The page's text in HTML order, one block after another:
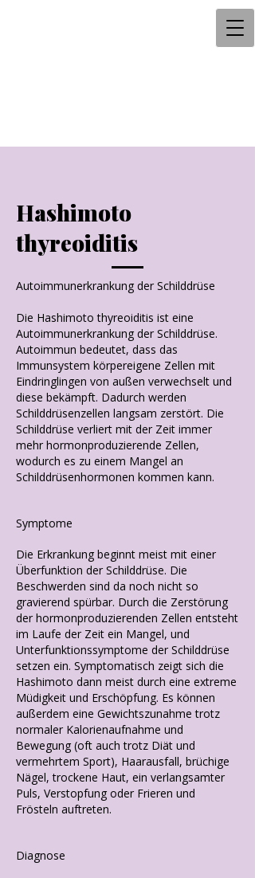
Hashimoto
thyreoiditis
Autoimmunerkrankung der Schilddrüse
Die Hashimoto thyreoiditis ist eine
Autoimmunerkrankung der Schilddrüse.
Autoimmun bedeutet, dass das
Immunsystem körpereigene Zellen mit
Eindringlingen von außen verwechselt und
diese bekämpft. Dadurch werden
Schilddrüsenzellen langsam zerstört. Die
Schilddrüse verliert mit der Zeit immer
mehr hormonproduzierende Zellen,
wodurch es zu einem Mangel an
Schilddrüsenhormonen kommen kann.
Symptome
Die Erkrankung beginnt meist mit einer
Überfunktion der Schilddrüse. Die
Beschwerden sind da noch nicht so
gravierend spürbar. Durch die Zerstörung
der hormonproduzierenden Zellen entsteht
im Laufe der Zeit ein Mangel, und
Unterfunktionssymptome der Schilddrüse
setzen ein. Symptomatisch zeigt sich die
Hashimoto dann meist durch eine extreme
Müdigkeit und Erschöpfung. Es können
außerdem eine Gewichtszunahme trotz
normaler Kalorienaufnahme und
Bewegung (oft auch trotz Diät und
vermehrtem Sport), Haarausfall, brüchige
Nägel, trockene Haut, ein verlangsamter
Puls, Verstopfung oder Frieren und
Frösteln auftreten.
Diagnose